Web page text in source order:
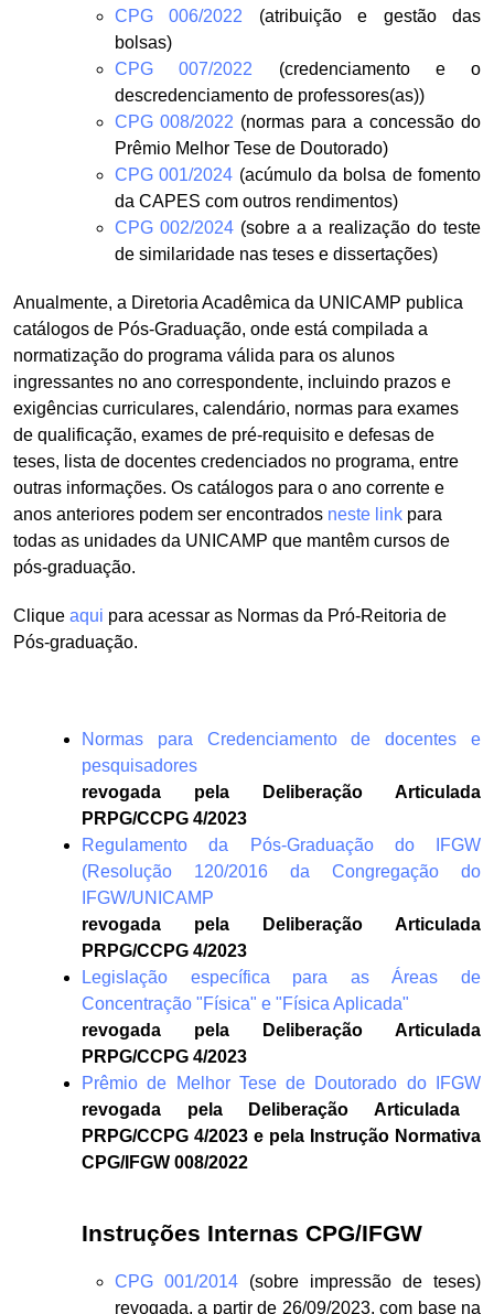
CPG 006/2022 (atribuição e gestão das
bolsas)
CPG 007/2022 (credenciamento e o
descredenciamento de professores(as))
CPG 008/2022 (normas para a concessão do
Prêmio Melhor Tese de Doutorado)
CPG 001/2024 (acúmulo da bolsa de fomento
da CAPES com outros rendimentos)
CPG 002/2024(sobre a a realização do teste
de similaridade nas teses e dissertações)
Anualmente, a Diretoria Acadêmica da UNICAMP publica
catálogos de Pós-Graduação, onde está compilada a
normatização do programa válida para os alunos
ingressantes no ano correspondente, incluindo prazos e
exigências curriculares, calendário, normas para exames
de qualificação, exames de pré-requisito e defesas de
teses, lista de docentes credenciados no programa, entre
outras informações. Os catálogos para o ano corrente e
anos anteriores podem ser encontrados neste link para
todas as unidades da UNICAMP que mantêm cursos de
pós-graduação.
Clique aqui para acessar as Normas da Pró-Reitoria de
Pós-graduação.
Normas para Credenciamento de docentes e
pesquisadores
revogada pela Deliberação Articulada
PRPG/CCPG 4/2023
Regulamento da Pós-Graduação do IFGW
(Resolução 120/2016 da Congregação do
IFGW/UNICAMP
revogada pela Deliberação Articulada
PRPG/CCPG 4/2023
Legislação específica para as Áreas de
Concentração "Física" e "Física Aplicada"
revogada pela Deliberação Articulada
PRPG/CCPG 4/2023
Prêmio de Melhor Tese de Doutorado do IFGW
revogada pela Deliberação Articulada
PRPG/CCPG 4/2023 e pela Instrução Normativa
CPG/IFGW 008/2022
Instruções Internas CPG/IFGW
CPG 001/2014 (sobre impressão de teses)
revogada, a partir de 26/09/2023, com base na